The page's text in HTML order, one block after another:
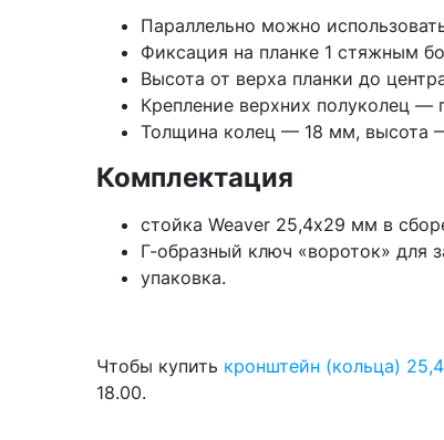
Параллельно можно
Фиксация на планке 1 стяжным
Высота от верха планки до
Крепление верхних полуколец
Толщина колец — 18 мм, высота
Комплектация
стойка Weaver 25,4х29 мм в
Г-образный ключ «вороток» для
упаковка.
Чтобы купить кронштейн (кольца)
18.00.